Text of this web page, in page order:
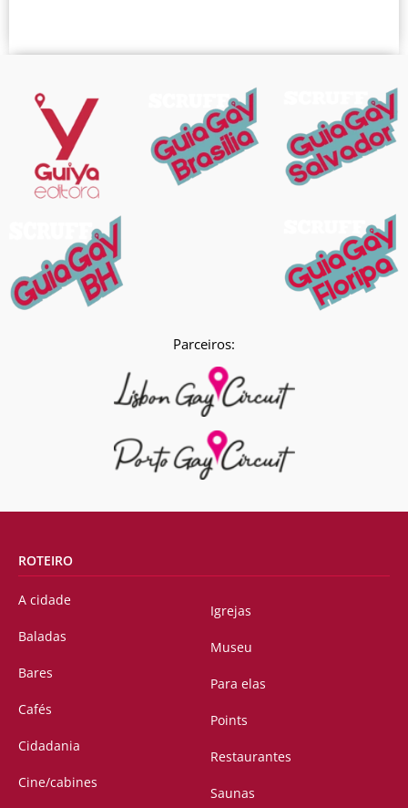
Parceiros:
ROTEIRO
A cidade
Baladas
Bares
Cafés
Cidadania
Cine/cabines
Igrejas
Museu
Para elas
Points
Restaurantes
Saunas